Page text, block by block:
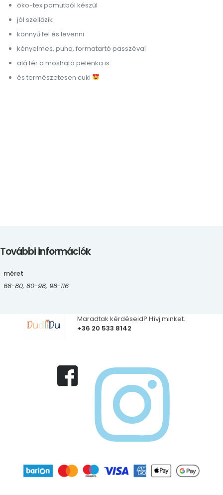
öko-tex pamutból készül
jól szellőzik
könnyű fel és levenni
kényelmes, puha, formatartó passzéval
alá fér a mosható pelenka is
és természetesen cuki
További információk
méret
68-80, 80-98, 98-116
+36 20 533 8142
Maradtak kérdéseid? Hívj minket.